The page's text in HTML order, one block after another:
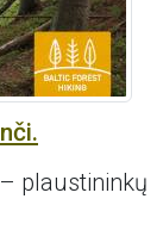
plaustininkų